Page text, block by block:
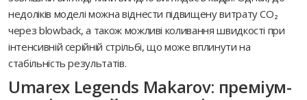
недоліків моделі можна віднести підвищену витрату CO₂
через blowback, а також можливі коливання швидкості при
інтенсивній серійній стрільбі, що може вплинути на
стабільність результатів.
Umarex Legends Makarov: преміум-